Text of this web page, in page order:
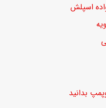
اسپلش
بدانید